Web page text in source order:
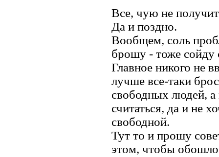
Все, чую не
Да и поздно.
Вообщем, соль
брошу - тоже сойду
Главное никого не
лучше все-таки
свободных людей, а
считаться, да и не
свободной.
Тут то и прошу
этом, чтобы